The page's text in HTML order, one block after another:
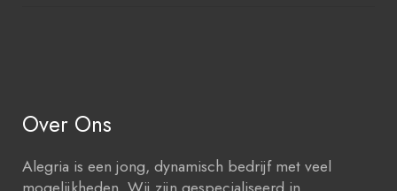
Over Ons
Alegria is een jong, dynamisch bedrijf met veel